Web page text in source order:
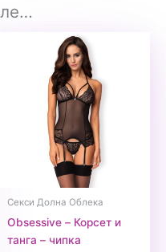
Секси Долна Облека
Obsessive – Корсет и
танга – чипка